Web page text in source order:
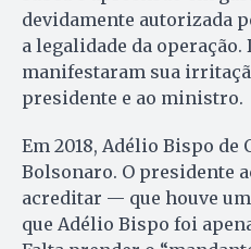
devidamente autorizada
a legalidade da operação.
manifestaram sua
presidente e ao ministro.
Em 2018, Adélio Bispo de
Bolsonaro. O presidente
acreditar — que houve
que Adélio Bispo foi